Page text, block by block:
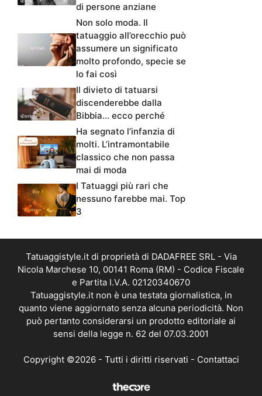
di persone anziane
Non solo moda. Il
tatuaggio all’orecchio può
assumere un significato
molto profondo, specie se
lo fai così
Il divieto di tatuarsi
discenderebbe dalla
Bibbia… ecco perché
Ha segnato l’infanzia di
molti. L’intramontabile
classico che non passa
mai di moda
I Tatuaggi più rari che
nessuno farebbe mai. Top
3
Tatuaggistyle.it di proprietà di DADAFREE SRL - Via
Nicola Marchese 10, 00141 Roma (RM) - Codice Fiscale
e Partita I.V.A. 02120340670
Tatuaggistyle.it non è una testata giornalistica, in
quanto viene aggiornato senza alcuna periodicità. Non
può pertanto considerarsi un prodotto editoriale ai
sensi della legge n. 62 del 07.03.2001
Copyright ©2026 - Tutti i diritti riservati - Contattaci